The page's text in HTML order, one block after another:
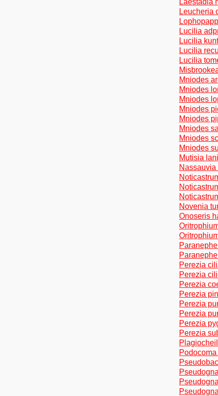
Laestadia
Leucheria
Lucilia
Lucilia
Lucilia
Lucilia
Mniodes
Mniodes
Mniodes
Mniodes
Mniodes
Mniodes
Mniodes
Mniodes
Mutisia
Novenia
Onoseris
Perezia
Perezia
Perezia
Perezia
Perezia
Perezia
Perezia
Perezia